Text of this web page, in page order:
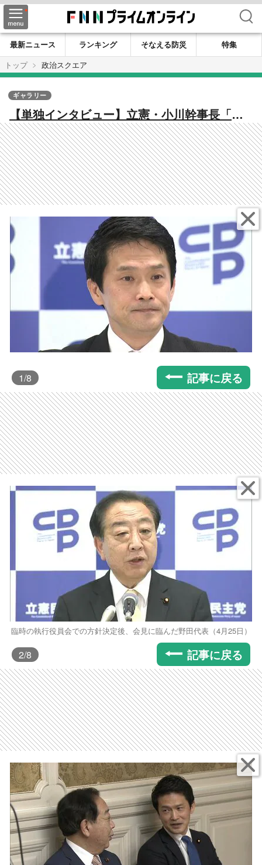
検索
最新ニュース ランキング そなえる防災
特集
トップ
政治スクエア
【単独インタビュー】立憲・小川幹事長「戦
闘能力上げていく」 “消費減税法案”共同提
出の可能性は？独自路線の国民・榛葉氏に
「連結」呼びかけ
ギャラリー
1/8 記事に戻る
臨時の執行役員会での方針決定後、会見に臨んだ野田代表（4月25日）
2/8 記事に戻る